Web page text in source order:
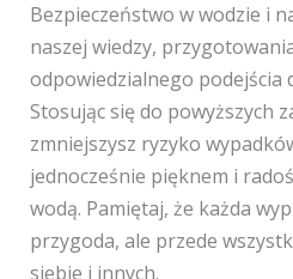
Bezpieczeństwo w wodzie i
naszej wiedzy,
odpowiedzialnego podejścia
Stosując się do powyższych
zmniejszysz ryzyko
jednocześnie pięknem i
wodą. Pamiętaj, że każda
przygoda, ale przede
siebie i innych.